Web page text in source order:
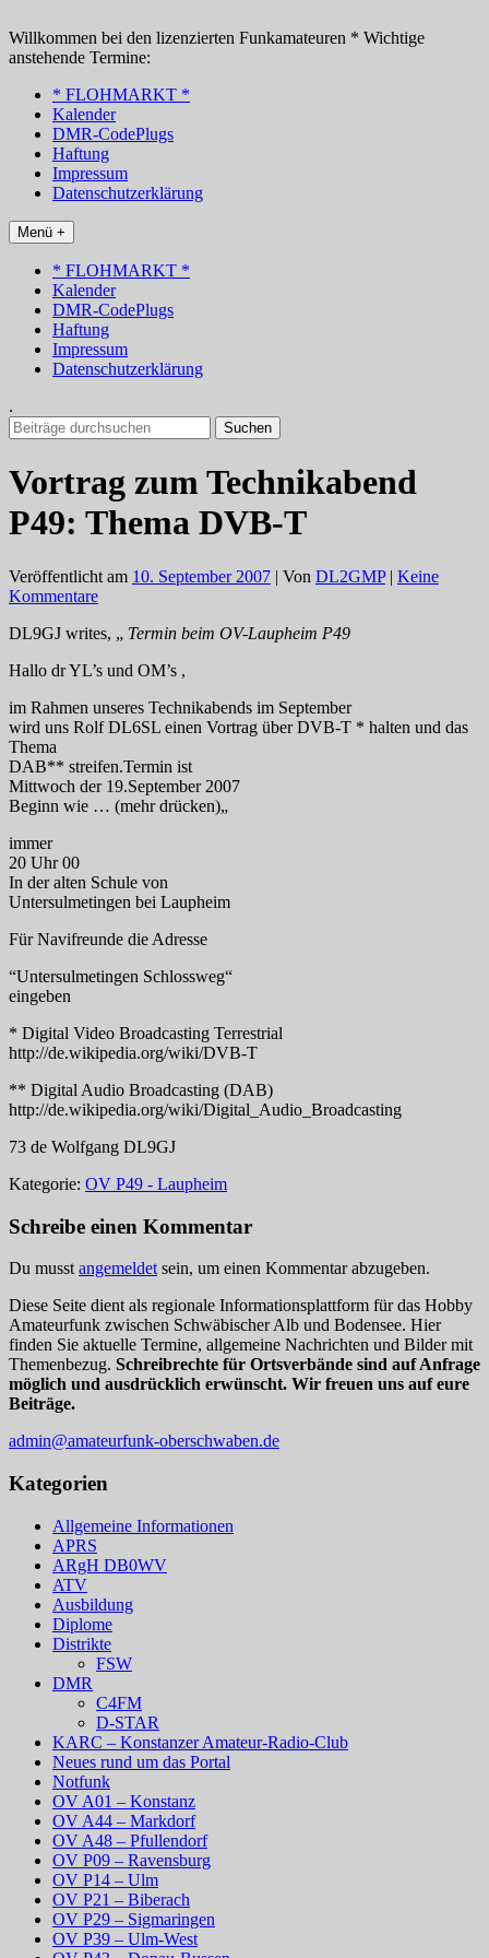
Inhalt
springen
Willkommen bei den lizenzierten Funkamateuren * Wichtige
anstehende Termine:
* FLOHMARKT *
Kalender
DMR-CodePlugs
Haftung
Impressum
Datenschutzerklärung
Menü +
* FLOHMARKT *
Kalender
DMR-CodePlugs
Haftung
Impressum
Datenschutzerklärung
.
Suchen
nach:
Vortrag zum Technikabend
P49: Thema DVB-T
Veröffentlicht am 10. September 2007 | Von DL2GMP| Keine
Kommentare
DL9GJ writes, „ Termin beim OV-Laupheim P49
Hallo dr YL’s und OM’s ,
im Rahmen unseres Technikabends im September
wird uns Rolf DL6SL einen Vortrag über DVB-T * halten und das
Thema
DAB** streifen.Termin ist
Mittwoch der 19.September 2007
Beginn wie … (mehr drücken)„
immer
20 Uhr 00
In der alten Schule von
Untersulmetingen bei Laupheim
Für Navifreunde die Adresse
“Untersulmetingen Schlossweg“
eingeben
* Digital Video Broadcasting Terrestrial
http://de.wikipedia.org/wiki/DVB-T
** Digital Audio Broadcasting (DAB)
http://de.wikipedia.org/wiki/Digital_Audio_Broadcasting
73 de Wolfgang DL9GJ
Kategorie: OV P49 - Laupheim
Schreibe einen Kommentar
Du musst angemeldet sein, um einen Kommentar abzugeben.
Diese Seite dient als regionale Informationsplattform für das Hobby
Amateurfunk zwischen Schwäbischer Alb und Bodensee. Hier
finden Sie aktuelle Termine, allgemeine Nachrichten und Bilder mit
Themenbezug. Schreibrechte für Ortsverbände sind auf Anfrage
möglich und ausdrücklich erwünscht. Wir freuen uns auf eure
Beiträge.
admin@amateurfunk-oberschwaben.de
Kategorien
Allgemeine Informationen
APRS
ARgH DB0WV
ATV
Ausbildung
Diplome
Distrikte
FSW
DMR
C4FM
D-STAR
KARC – Konstanzer Amateur-Radio-Club
Neues rund um das Portal
Notfunk
OV A01 – Konstanz
OV A44 – Markdorf
OV A48 – Pfullendorf
OV P09 – Ravensburg
OV P14 – Ulm
OV P21 – Biberach
OV P29 – Sigmaringen
OV P39 – Ulm-West